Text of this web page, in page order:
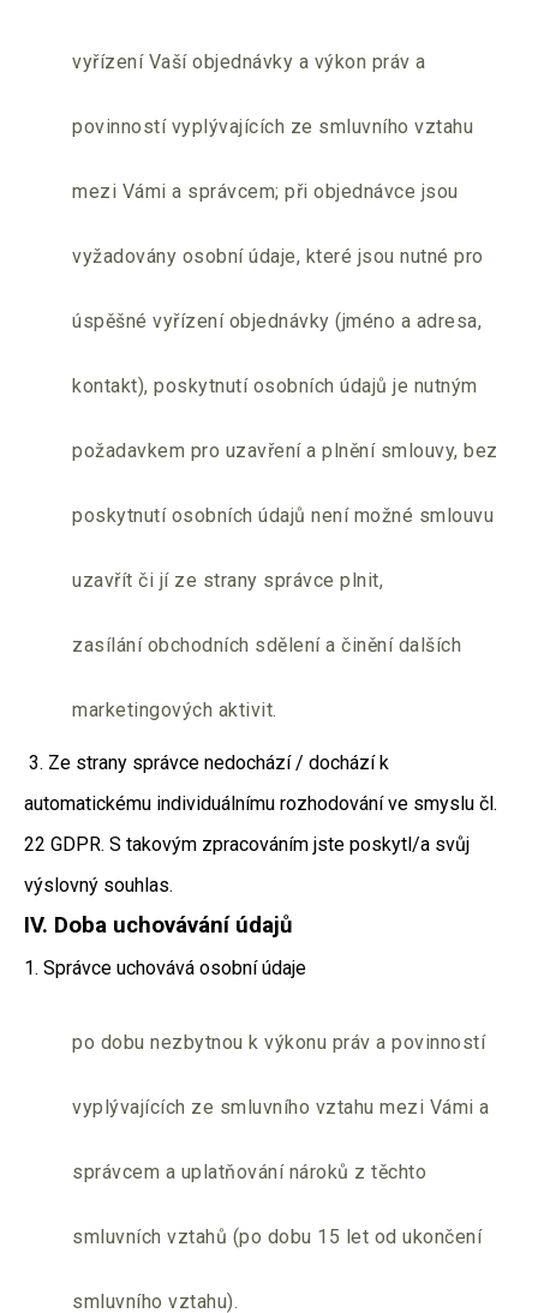
vyřízení Vaší objednávky a výkon práv a
povinností vyplývajících ze smluvního vztahu
mezi Vámi a správcem; při objednávce jsou
vyžadovány osobní údaje, které jsou nutné pro
úspěšné vyřízení objednávky (jméno a adresa,
kontakt), poskytnutí osobních údajů je nutným
požadavkem pro uzavření a plnění smlouvy, bez
poskytnutí osobních údajů není možné smlouvu
uzavřít či jí ze strany správce plnit,
zasílání obchodních sdělení a činění dalších
marketingových aktivit.
3. Ze strany správce nedochází / dochází k
automatickému individuálnímu rozhodování ve smyslu čl.
22 GDPR. S takovým zpracováním jste poskytl/a svůj
výslovný souhlas.
IV. Doba uchovávání údajů
1. Správce uchovává osobní údaje
po dobu nezbytnou k výkonu práv a povinností
vyplývajících ze smluvního vztahu mezi Vámi a
správcem a uplatňování nároků z těchto
smluvních vztahů (po dobu 15 let od ukončení
smluvního vztahu).